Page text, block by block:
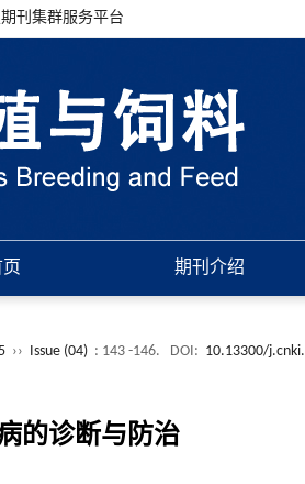
刊集群服务平台
页 期刊介绍
›› Issue (04) : 143 -146. DOI: 10.13300/
的诊断与防治